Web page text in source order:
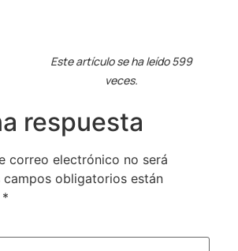
Este artículo se ha leído 599
veces.
respuesta
correo electrónico no será
campos obligatorios están
*